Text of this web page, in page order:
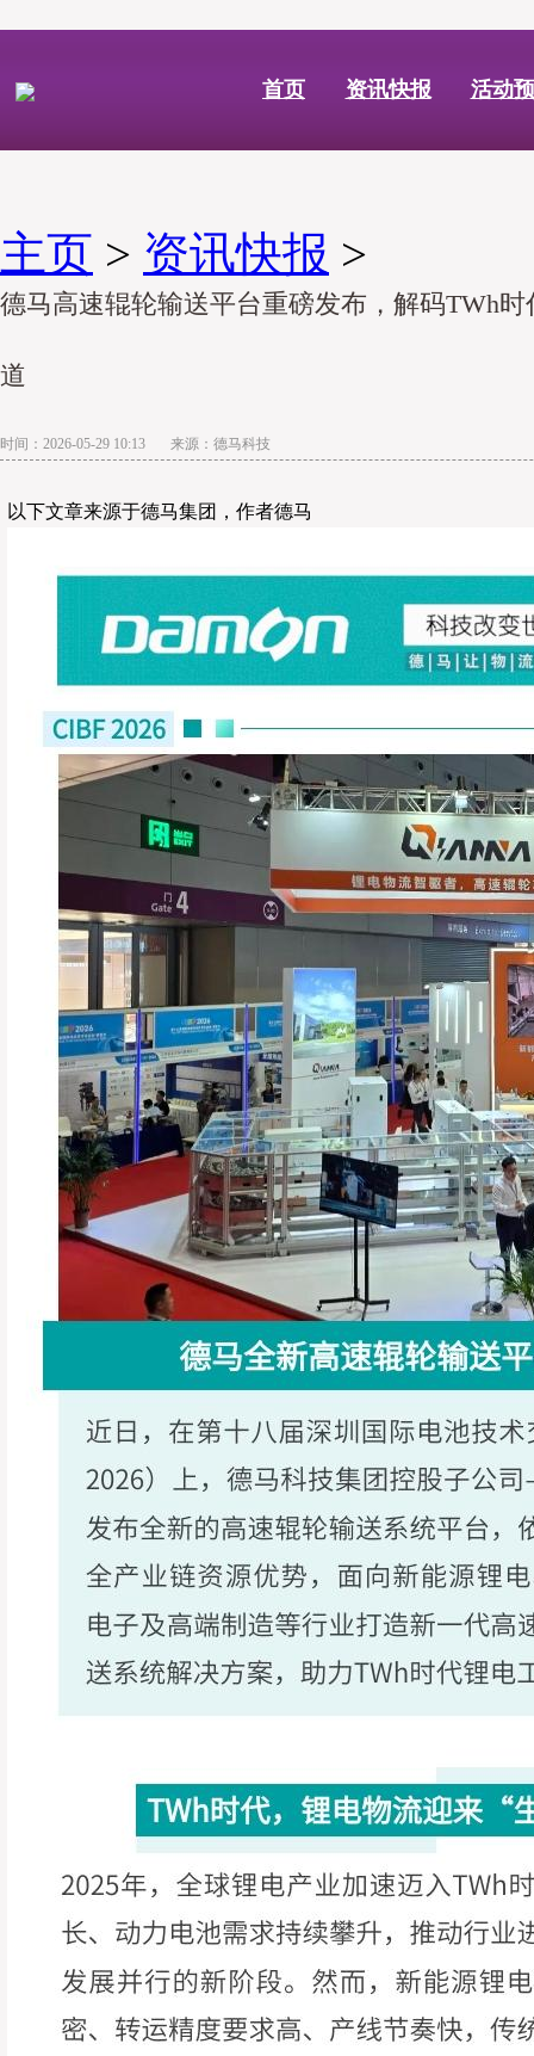
首页 资讯快报 活动
主页 > 资讯快报 >
德马高速辊轮输送平台重磅发布，解码TWh
道
时间：2026-05-29 10:13 来源：德马科技
以下文章来源于德马集团，作者德马